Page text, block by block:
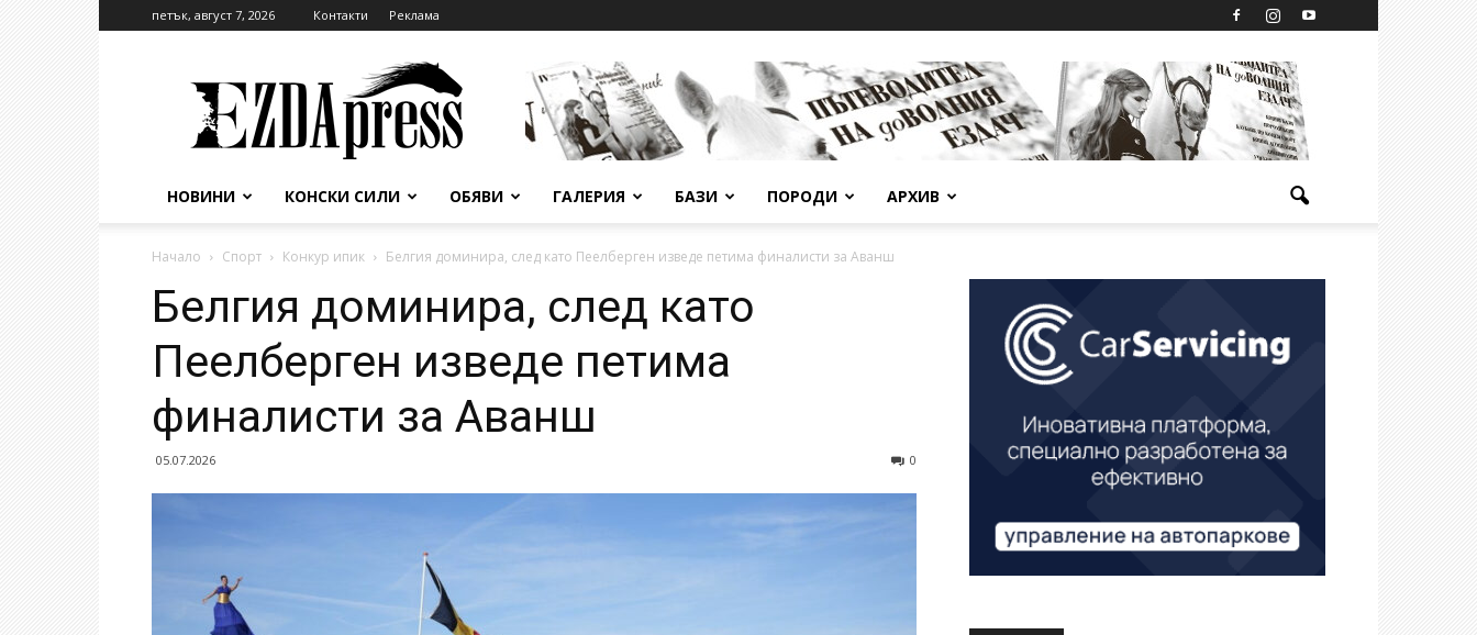
петък, август 7, 2026 Контакти Реклама
НОВИНИ КОНСКИ СИЛИ ОБЯВИ ГАЛЕРИЯ БАЗИ ПОРОДИ АРХИВ
Начало Спорт Конкур ипик Белгия доминира, след като Пеелберген изведе петима финалисти за Аванш
Белгия доминира, след като
Пеелберген изведе петима
финалисти за Аванш
05.07.2026 0